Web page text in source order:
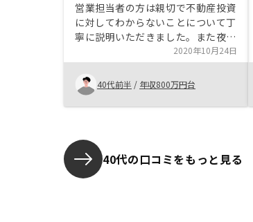
営業担当者の方は親切で不動産投資
に対してわからないことについて丁
寧に説明いただきました。また夜の
時間しか都合がつかなかったにも関
わらず、対応していただきました。
正直、最初の担当の方の説明では買
う気にはならなかったのですが、も
う一度説明を聞いた時に不動産投資
になりました。 まだまだこれから
長いお付き合いですが、アフターサ
ポートも充実しているようでアプリ
の通知もわかりやすいです。オンラ
2020年10月24日
40代前半 / 年収800万円台
40代の口コミをもっと見る